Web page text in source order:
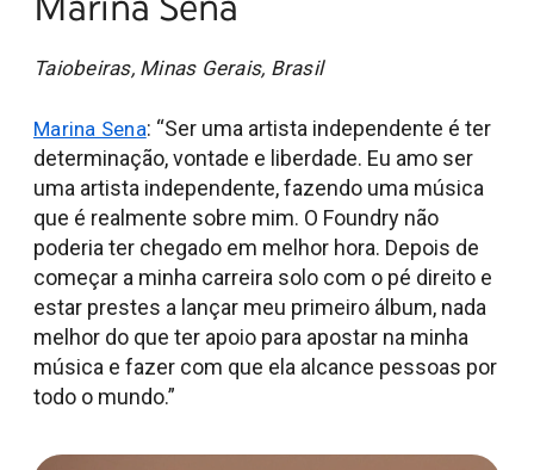
Taiobeiras, Minas Gerais, Brasil
Marina Sena: “Ser uma artista independente é ter
determinação, vontade e liberdade. Eu amo ser
uma artista independente, fazendo uma música
que é realmente sobre mim. O Foundry não
poderia ter chegado em melhor hora. Depois de
começar a minha carreira solo com o pé direito e
estar prestes a lançar meu primeiro álbum, nada
melhor do que ter apoio para apostar na minha
música e fazer com que ela alcance pessoas por
todo o mundo.”